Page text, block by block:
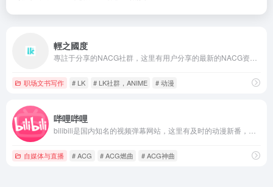
輕之國度
职场文书写作 # LK # LK社群，ANIME # 动漫
哔哩哔哩
自媒体与直播 # ACG # ACG燃曲 # ACG神曲